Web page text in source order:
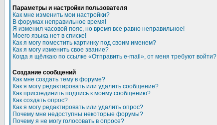
Параметры и настройки пользователя
Как мне изменить мои настройки?
В форумах неправильное время!
Я изменил часовой пояс, но время все равно неправильное!
Моего языка нет в списке!
Как я могу поместить картинку под своим именем?
Как я могу изменить свое звание?
Когда я щёлкаю по ссылке «Отправить e-mail», от меня требуют войти?
Создание сообщений
Как мне создать тему в форуме?
Как я могу редактировать или удалить сообщение?
Как присоединить подпись к моему сообщению?
Как создать опрос?
Как я могу редактировать или удалить опрос?
Почему мне недоступны некоторые форумы?
Почему я не могу голосовать в опросе?